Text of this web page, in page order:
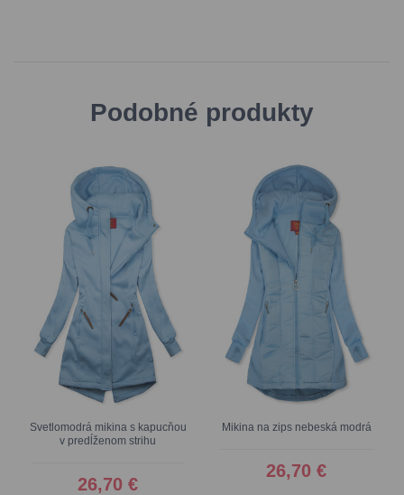
Podobné produkty
Svetlomodrá mikina s kapucňou
v predĺženom strihu
26,70 €
Mikina na zips nebeská modrá
26,70 €